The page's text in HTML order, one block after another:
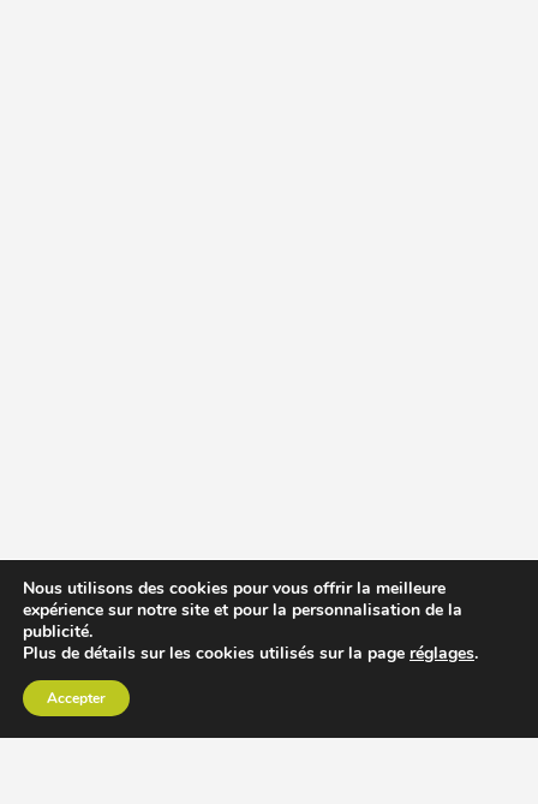
Nous utilisons des cookies pour vous offrir la meilleure
expérience sur notre site et pour la personnalisation de la
publicité.
Plus de détails sur les cookies utilisés sur la page réglages.
Accepter